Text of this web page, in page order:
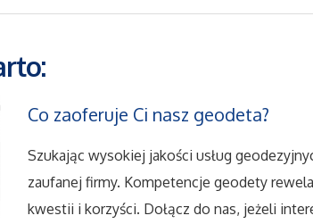
Co zaoferuje Ci nasz geodeta?
Szukając wysokiej jakości usług
zaufanej firmy. Kompetencje geodety
kwestii i korzyści. Dołącz do nas, jeżeli